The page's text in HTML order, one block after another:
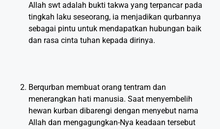
Allah swt adalah bukti takwa yang terpancar pada
tingkah laku seseorang, ia menjadikan qurbannya
sebagai pintu untuk mendapatkan hubungan baik
dan rasa cinta tuhan kepada dirinya.
Berqurban membuat orang tentram dan
menerangkan hati manusia. Saat menyembelih
hewan kurban dibarengi dengan menyebut nama
Allah dan mengagungkan-Nya keadaan tersebut